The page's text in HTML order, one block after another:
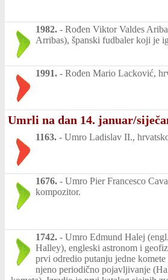
1982. - Rođen Viktor Valdes
Arribas), španski fudbaler koji je
1991. - Rođen Mario Lacković,
Umrli na dan 14. januar/
1163. - Umro Ladislav II.,
1676. - Umro Pier Francesco
kompozitor.
1742. - Umro Edmund Halej
Halley), engleski astronom i
prvi odredio putanju jedne
njeno periodično pojavljivanje